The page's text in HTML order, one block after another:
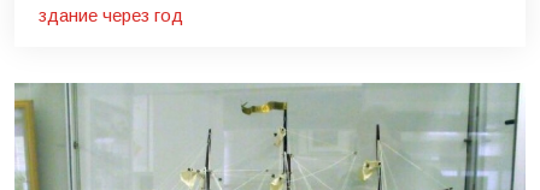
здание через год